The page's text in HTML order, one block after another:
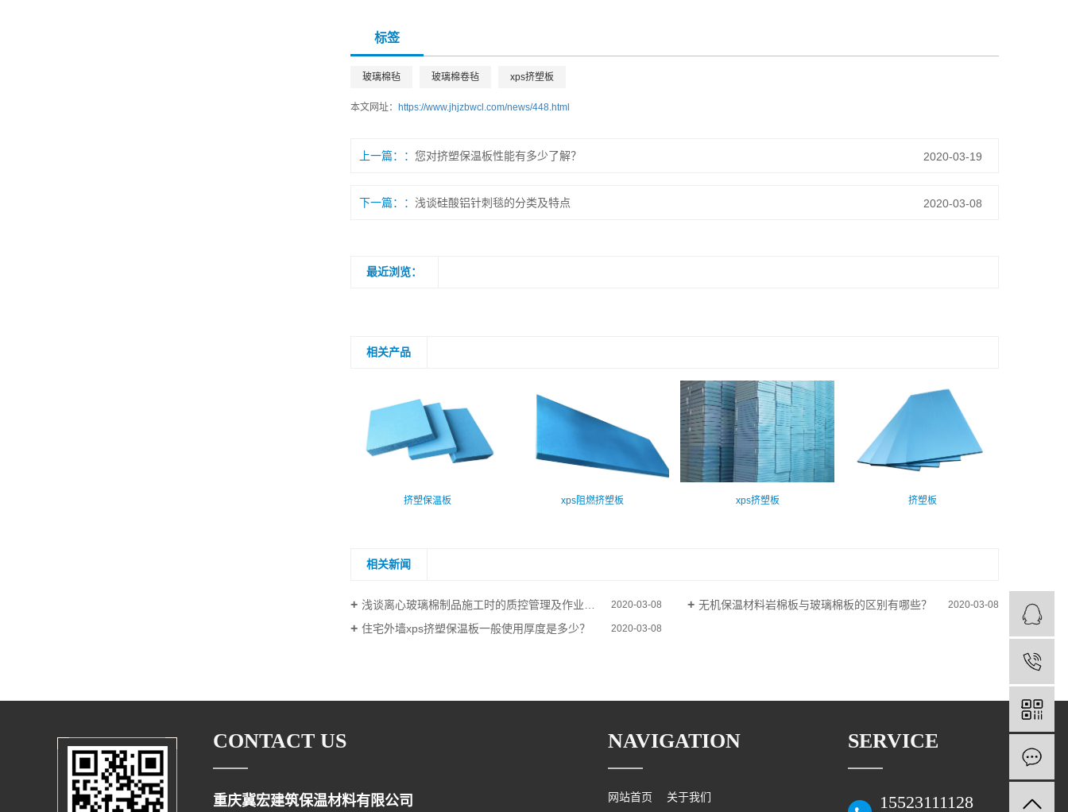
标签
玻璃棉毡 玻璃棉卷毡 xps挤塑板
本文网址： https://www.jhjzbwcl.com/news/448.html
上一篇： 您对挤塑保温板性能有多少了解？ 2020-03-19
下一篇： 浅谈硅酸铝针刺毯的分类及特点 2020-03-08
最近浏览：
相关产品
挤塑保温板 xps阻燃挤塑板 xps挤塑板 挤塑板
相关新闻
浅谈离心玻璃棉制品施工时的质控管理及作业条件 2020-03-08 无机保温材料岩棉板与玻璃棉板的区别有哪些？ 2020-03-08
住宅外墙xps挤塑保温板一般使用厚度是多少？ 2020-03-08
CONTACT US
重庆冀宏建筑保温材料有限公司
NAVIGATION
网站首页 关于我们
SERVICE
15523111128